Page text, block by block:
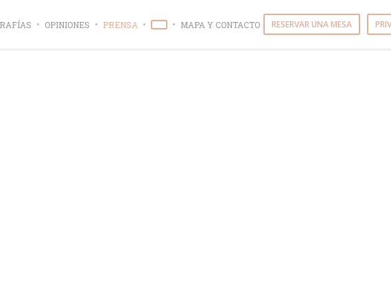
OPINIONES PRENSA ((ABRE EN UNA NUEVA VENTANA))
MAPA Y CONTACTO RESERVAR UNA MESA